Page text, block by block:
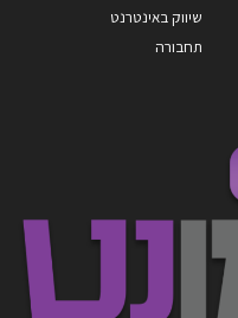
שיווק באינטרנט
תחבורה